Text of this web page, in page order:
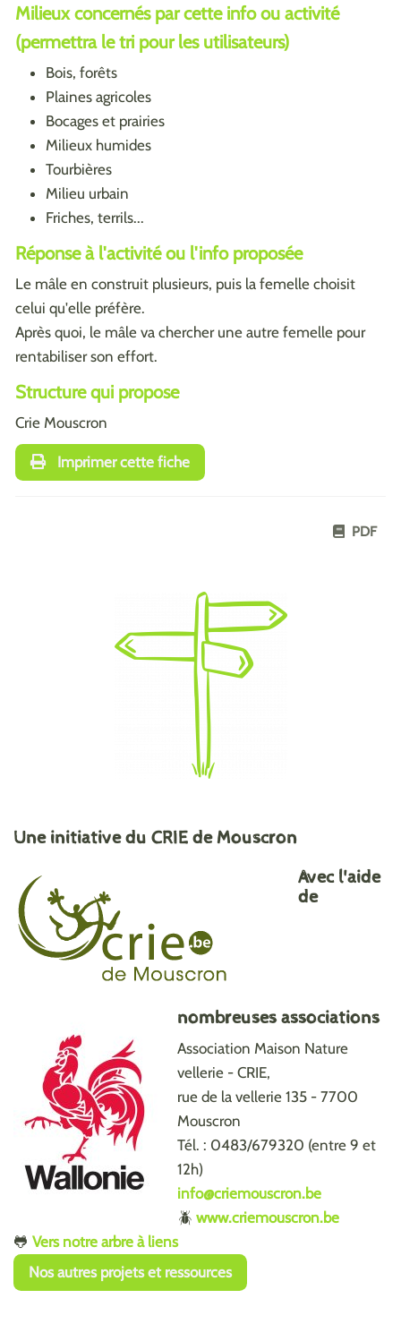
Milieux concernés par cette info ou activité
(permettra le tri pour les utilisateurs)
Bois, forêts
Plaines agricoles
Bocages et prairies
Milieux humides
Tourbières
Milieu urbain
Friches, terrils...
Réponse à l'activité ou l'info proposée
Le mâle en construit plusieurs, puis la femelle choisit
celui qu'elle préfère.
Après quoi, le mâle va chercher une autre femelle pour
rentabiliser son effort.
Structure qui propose
Crie Mouscron
Imprimer cette fiche
PDF
Une initiative du CRIE de Mouscron
Avec l'aide
de
nombreuses associations
Association Maison Nature
vellerie - CRIE,
rue de la vellerie 135 - 7700
Mouscron
Tél. : 0483/679320 (entre 9 et
12h)
info@criemouscron.be
🪲 www.criemouscron.be
🐸 Vers notre arbre à liens
Nos autres projets et ressources